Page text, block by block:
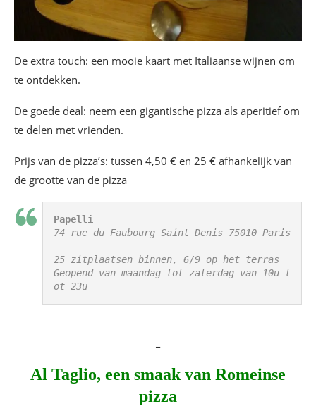
De extra touch: een mooie kaart met Italiaanse wijnen om
te ontdekken.
De goede deal: neem een gigantische pizza als aperitief om
te delen met vrienden.
Prijs van de pizza’s: tussen 4,50 € en 25 € afhankelijk van
de grootte van de pizza
Papelli
74 rue du Faubourg Saint Denis 75010 Paris
25 zitplaatsen binnen, 6/9 op het terras
Geopend van maandag tot zaterdag van 10u t
ot 23u
Al Taglio, een smaak van Romeinse
pizza